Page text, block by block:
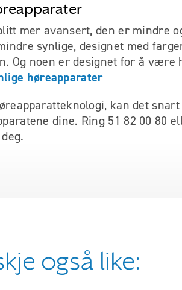
mer avansert, den er mindre
synlige, designet med
Og noen er designet for å være
høreapparater
kan det
dine. Ring 51 82 00 80
også like: